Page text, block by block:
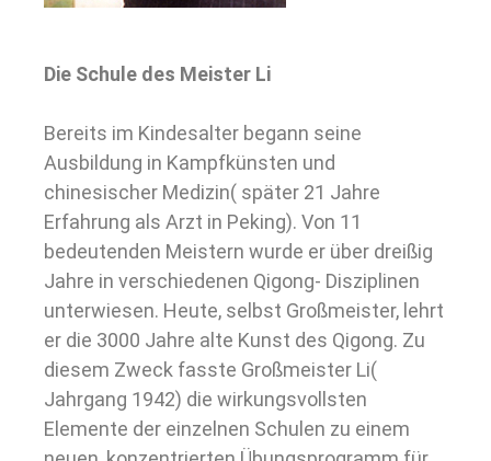
Die Schule des Meister Li
Bereits im Kindesalter begann seine
Ausbildung in Kampfkünsten und
chinesischer Medizin( später 21 Jahre
Erfahrung als Arzt in Peking). Von 11
bedeutenden Meistern wurde er über dreißig
Jahre in verschiedenen Qigong- Disziplinen
unterwiesen. Heute, selbst Großmeister, lehrt
er die 3000 Jahre alte Kunst des Qigong. Zu
diesem Zweck fasste Großmeister Li(
Jahrgang 1942) die wirkungsvollsten
Elemente der einzelnen Schulen zu einem